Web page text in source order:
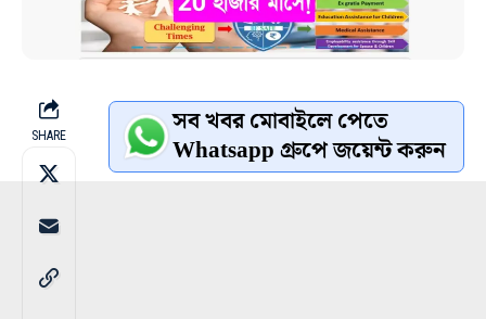
SHARE সব খবর মোবাইলে পেতে
Whatsapp গ্রুপে জয়েন্ট করুন